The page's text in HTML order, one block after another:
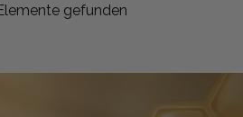
gefunden